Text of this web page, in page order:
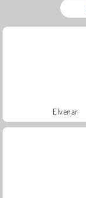
Elvenar